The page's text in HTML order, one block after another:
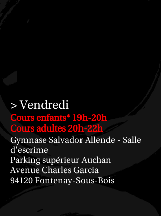
> Vendredi
Cours enfants* 19h-20h
Cours adultes 20h-22h
Gymnase Salvador Allende - Salle
d'escrime
Parking supérieur Auchan
Avenue Charles Garcia
94120 Fontenay-Sous-Bois